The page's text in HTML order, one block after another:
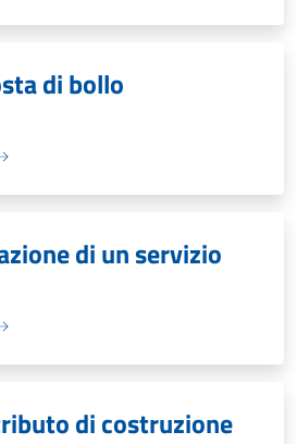
di bollo
di un servizio
di costruzione